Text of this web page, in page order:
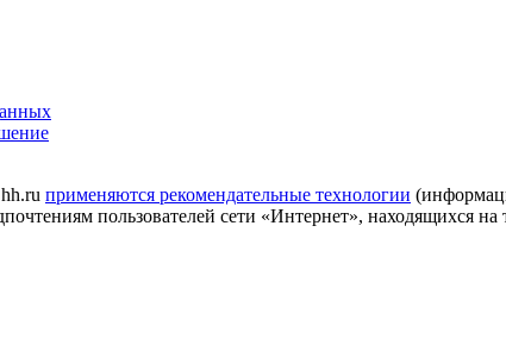
применяются рекомендательные технологии
пользователей сети «Интернет», находящихся